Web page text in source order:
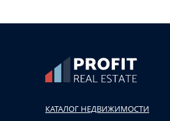
КАТАЛОГ НЕДВИЖИМОСТИ